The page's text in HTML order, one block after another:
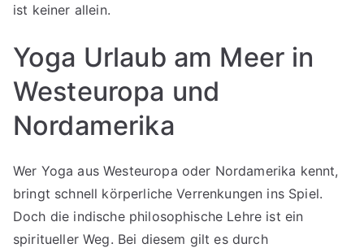
ist keiner allein.
Yoga Urlaub am Meer in
Westeuropa und
Nordamerika
Wer Yoga aus Westeuropa oder Nordamerika kennt,
bringt schnell körperliche Verrenkungen ins Spiel.
Doch die indische philosophische Lehre ist ein
spiritueller Weg. Bei diesem gilt es durch